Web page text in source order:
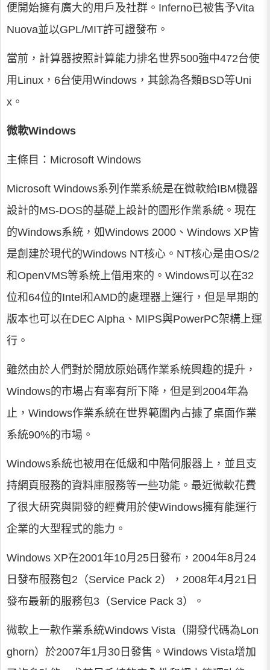
便開始擁有廣大的用戶及社群。Inferno已被售予Vita
Nuova並以GPL/MIT許可證發布。
當前，計算器按照計算能力排名世界500強中472台使
用Linux，6台使用Windows，其餘為各類BSD等Uni
x。
微軟Windows
主條目：Microsoft Windows
Microsoft Windows系列作業系統是在微軟給IBM機器
設計的MS-DOS的基礎上設計的圖形作業系統。現在
的Windows系統，如Windows 2000、Windows XP皆
是創建於現代的Windows NT核心。NT核心是由OS/2
和OpenVMS等系統上借用來的。Windows可以在32
位和64位的Intel和AMD的處理器上運行，但是早期的
版本也可以在DEC Alpha、MIPS與PowerPC架構上運
行。
雖然由於人們對於開放原始碼作業系統興趣的提升，
Windows的市場占有率有所下降，但是到2004年為
止，Windows作業系統在世界範圍內占據了桌面作業
系統90%的市場。
Windows系統也被用在低級和中階伺服器上，並且支
持網頁服務的資料庫服務等一些功能。最近微軟花費
了很大研究與開發的經費用於使Windows擁有能運行
企業的大型程式的能力。
Windows XP在2001年10月25日發布，2004年8月24
日發布服務包2（Service Pack 2），2008年4月21日
發布最新的服務包3（Service Pack 3）。
微軟上一款作業系統Windows Vista（開發代碼為Lon
ghorn）於2007年1月30日發售。Windows Vista增加